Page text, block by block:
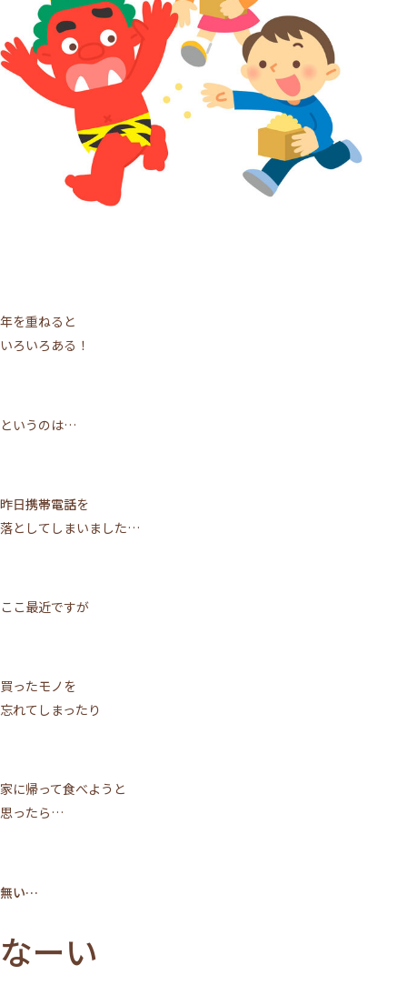
年を重ねると
いろいろある！
というのは…
昨日携帯電話を
落としてしまいました…
ここ最近ですが
買ったモノを
忘れてしまったり
家に帰って食べようと
思ったら…
無い…
なーい